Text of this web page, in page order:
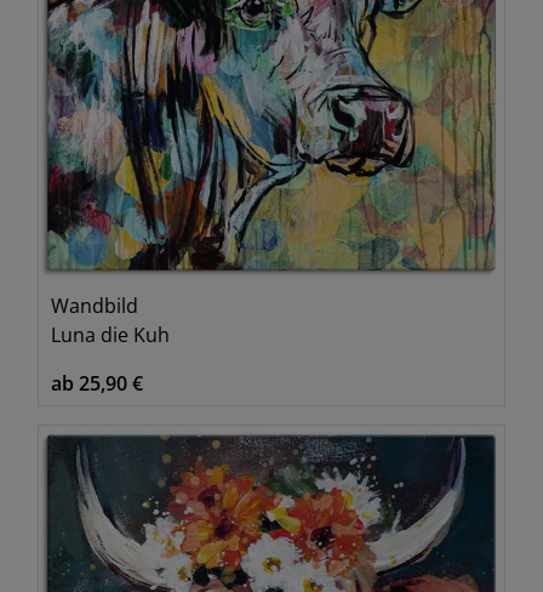
Wandbild
Luna die Kuh
ab 25,90 €